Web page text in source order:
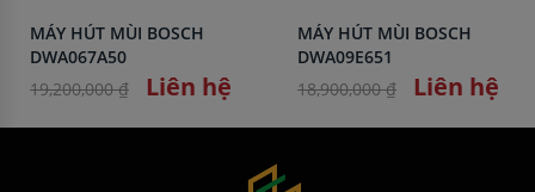
MÁY HÚT MÙI BOSCH
DWA067A50
19,200,000 ₫
Liên hệ
MÁY HÚT MÙI BOSCH
DWA09E651
18,900,000 ₫
Liên hệ